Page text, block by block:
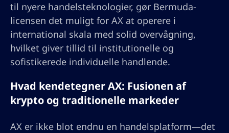
til nyere handelsteknologier, gør Bermuda-
licensen det muligt for AX at operere i
international skala med solid overvågning,
hvilket giver tillid til institutionelle og
sofistikerede individuelle handlende.
Hvad kendetegner AX: Fusionen af
krypto og traditionelle markeder
AX er ikke blot endnu en handelsplatform—det